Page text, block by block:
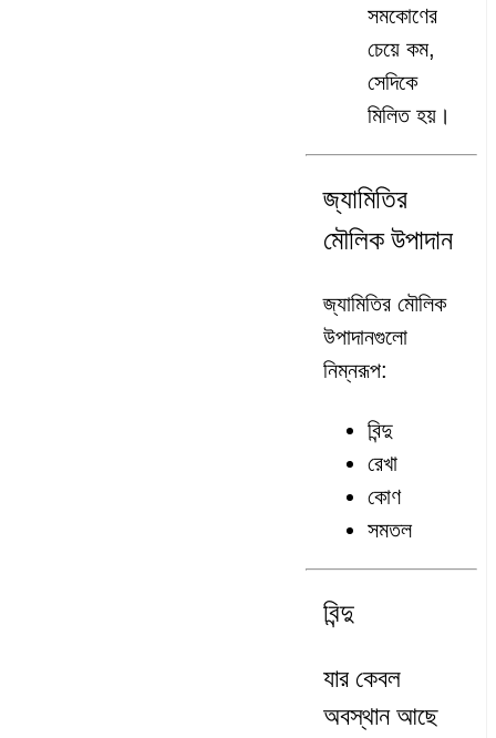
সমকোণের
চেয়ে কম,
সেদিকে
মিলিত হয়।
জ্যামিতির
মৌলিক উপাদান
জ্যামিতির মৌলিক
উপাদানগুলো
নিম্নরূপ:
বিন্দু
রেখা
কোণ
সমতল
বিন্দু
যার কেবল
অবস্থান আছে